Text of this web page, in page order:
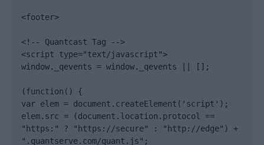
<footer>
<!-- Quantcast Tag -->
<script type="text/javascript">
window._qevents = window._qevents || [];
(function() {
var elem = document.createElement('script');
elem.src = (document.location.protocol ==
"https:" ? "https://secure" : "http://edge") +
".quantserve.com/quant.js";